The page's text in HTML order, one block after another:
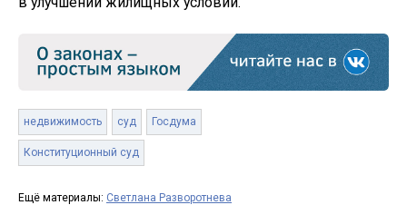
недвижимость суд Госдума
Конституционный суд
Ещё материалы: Светлана Разворотнева